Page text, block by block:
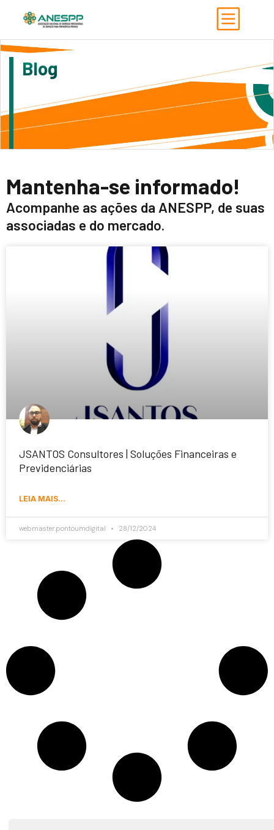
Blog
Mantenha-se informado!
Acompanhe as ações da ANESPP, de suas
associadas e do mercado.
JSANTOS Consultores | Soluções Financeiras e
Previdenciárias
LEIA MAIS...
webmaster.pontoumdigital 28/12/2024